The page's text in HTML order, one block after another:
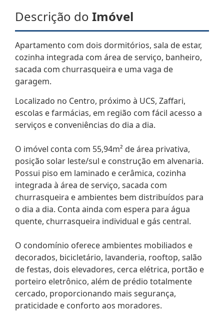
Descrição do Imóvel
Apartamento com dois dormitórios, sala de estar,
cozinha integrada com área de serviço, banheiro,
sacada com churrasqueira e uma vaga de
garagem.
Localizado no Centro, próximo à UCS, Zaffari,
escolas e farmácias, em região com fácil acesso a
serviços e conveniências do dia a dia.
O imóvel conta com 55,94m² de área privativa,
posição solar leste/sul e construção em alvenaria.
Possui piso em laminado e cerâmica, cozinha
integrada à área de serviço, sacada com
churrasqueira e ambientes bem distribuídos para
o dia a dia. Conta ainda com espera para água
quente, churrasqueira individual e gás central.
O condomínio oferece ambientes mobiliados e
decorados, bicicletário, lavanderia, rooftop, salão
de festas, dois elevadores, cerca elétrica, portão e
porteiro eletrônico, além de prédio totalmente
cercado, proporcionando mais segurança,
praticidade e conforto aos moradores.